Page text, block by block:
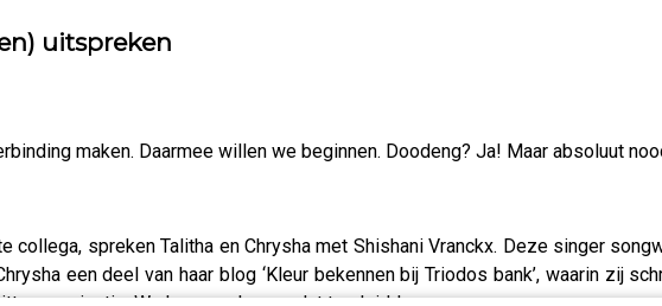
uitspreken
maken. Daarmee willen we beginnen. Doodeng? Ja! Maar absoluut
collega, spreken Talitha en Chrysha met Shishani Vranckx. Deze singer
een deel van haar blog ‘Kleur bekennen bij Triodos bank’, waarin zij